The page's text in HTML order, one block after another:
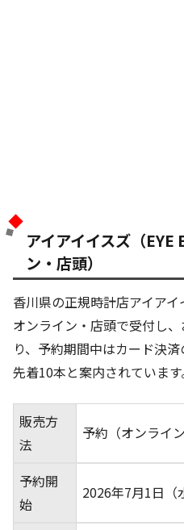
アイアイイスズ（EYE
ン・店頭）
香川県の正規時計店アイアイ
オンライン・店頭で受付し
り、予約期間中はカード決
先着10本と案内されています
販売方
法
予約（オンライ
予約開
始
2026年7月1日（